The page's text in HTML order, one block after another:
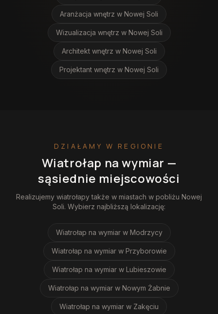
Aranżacja wnętrz w Nowej Soli
Wizualizacja wnętrz w Nowej Soli
Architekt wnętrz w Nowej Soli
Projektant wnętrz w Nowej Soli
DZIAŁAMY W REGIONIE
Wiatrołap na wymiar —
sąsiednie miejscowości
Realizujemy wiatrołapytakże w miastach w pobliżu Nowej
Soli. Wybierz najbliższą lokalizację:
Wiatrołap na wymiar w Modrzycy
Wiatrołap na wymiar w Przyborowie
Wiatrołap na wymiar w Lubieszowie
Wiatrołap na wymiar w Nowym Żabnie
Wiatrołap na wymiar w Zakęciu